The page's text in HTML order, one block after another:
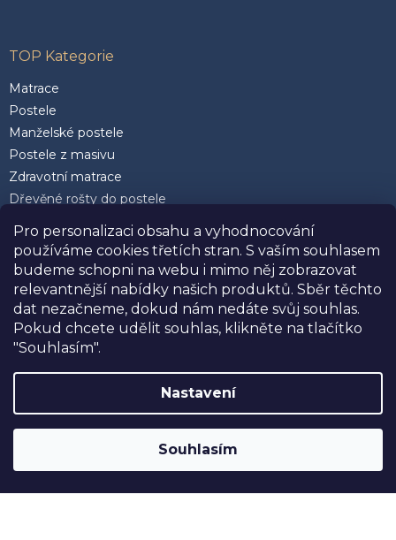
Pro personalizaci obsahu a vyhodnocování
používáme cookies třetích stran. S vaším souhlasem
budeme schopni na webu i mimo něj zobrazovat
relevantnější nabídky našich produktů. Sběr těchto
dat nezačneme, dokud nám nedáte svůj souhlas.
Pokud chcete udělit souhlas, klikněte na tlačítko
"Souhlasím".
Nastavení
Souhlasím
značky USNU® s kódemUSNU10. Navíc
DOPRAVA ZDARMA při nákupu nad
30.000,-.
TOP Kategorie
Matrace
Postele
Manželské postele
Postele z masivu
Zdravotní matrace
Dřevěné rošty do postele
Postele 200 x 200 cm
Matrace 90 x 200 cm
Rozkládací postele
Kvalitní polštáře